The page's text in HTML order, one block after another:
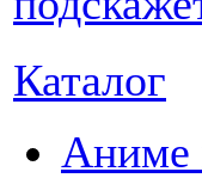
Каталог
Аниме